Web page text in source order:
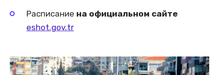
Расписание на официальном сайте
eshot.gov.tr